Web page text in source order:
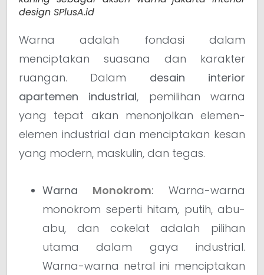
design SPlusA.id
Warna adalah fondasi dalam
menciptakan suasana dan karakter
ruangan. Dalam desain interior
apartemen industrial, pemilihan warna
yang tepat akan menonjolkan elemen-
elemen industrial dan menciptakan kesan
yang modern, maskulin, dan tegas.
Warna Monokrom: Warna-warna
monokrom seperti hitam, putih, abu-
abu, dan cokelat adalah pilihan
utama dalam gaya industrial.
Warna-warna netral ini menciptakan